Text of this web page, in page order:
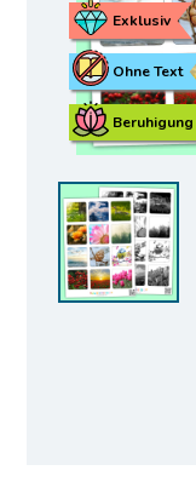
Beruhigung
Ohne Text
Exklusiv